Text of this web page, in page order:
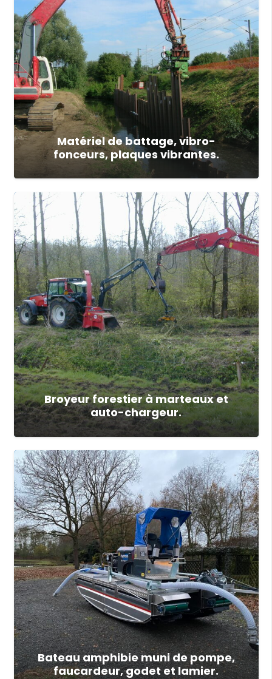
Matériel de battage, vibro-
fonceurs, plaques vibrantes.
Broyeur forestier à marteaux et
auto-chargeur.
Bateau amphibie muni de pompe,
faucardeur, godet et lamier.